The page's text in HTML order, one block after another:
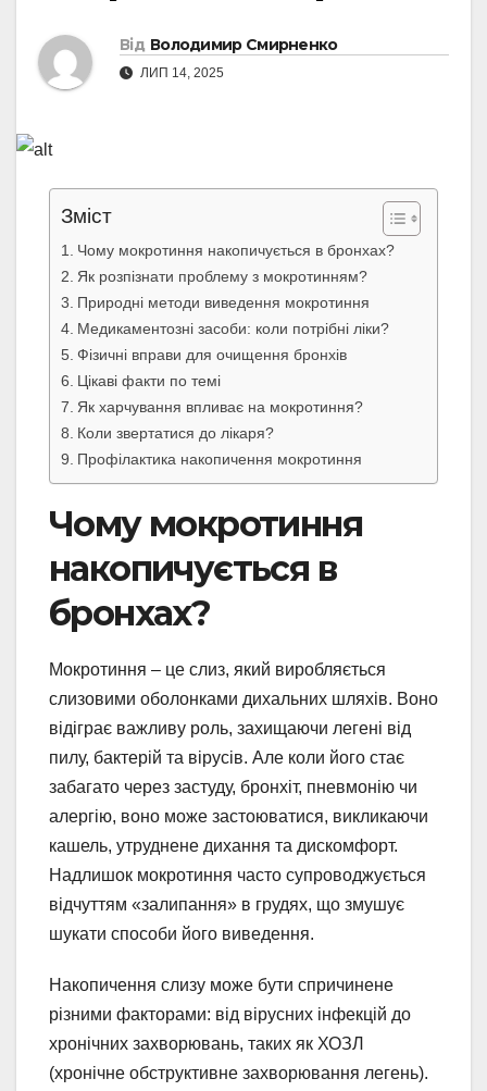
Від Володимир Смирненко
ЛИП 14, 2025
Зміст
Чому мокротиння накопичується в бронхах?
Як розпізнати проблему з мокротинням?
Природні методи виведення мокротиння
Медикаментозні засоби: коли потрібні ліки?
Фізичні вправи для очищення бронхів
Цікаві факти по темі
Як харчування впливає на мокротиння?
Коли звертатися до лікаря?
Профілактика накопичення мокротиння
Чому мокротиння
накопичується в
бронхах?
Мокротиння – це слиз, який виробляється
слизовими оболонками дихальних шляхів. Воно
відіграє важливу роль, захищаючи легені від
пилу, бактерій та вірусів. Але коли його стає
забагато через застуду, бронхіт, пневмонію чи
алергію, воно може застоюватися, викликаючи
кашель, утруднене дихання та дискомфорт.
Надлишок мокротиння часто супроводжується
відчуттям «залипання» в грудях, що змушує
шукати способи його виведення.
Накопичення слизу може бути спричинене
різними факторами: від вірусних інфекцій до
хронічних захворювань, таких як ХОЗЛ
(хронічне обструктивне захворювання легень).